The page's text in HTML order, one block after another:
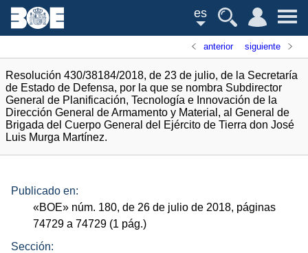
es
anterior siguiente
Resolución 430/38184/2018, de 23 de julio, de la Secretaría
de Estado de Defensa, por la que se nombra Subdirector
General de Planificación, Tecnología e Innovación de la
Dirección General de Armamento y Material, al General de
Brigada del Cuerpo General del Ejército de Tierra don José
Luis Murga Martínez.
Publicado en:
«BOE» núm. 180, de 26 de julio de 2018, páginas
74729 a 74729 (1 pág.)
Sección: